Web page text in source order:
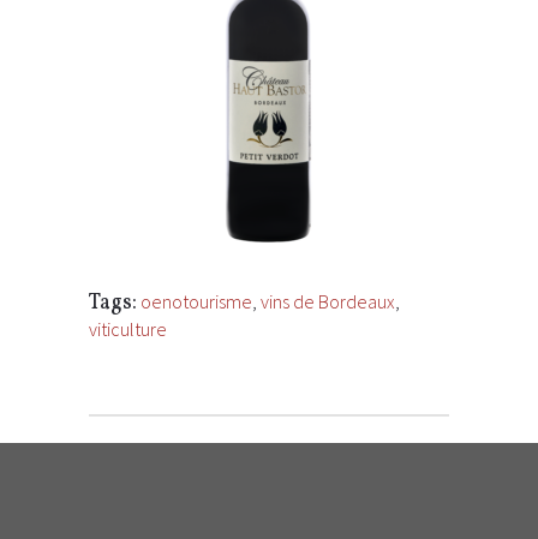
Tags: oenotourisme, vins de Bordeaux,
viticulture